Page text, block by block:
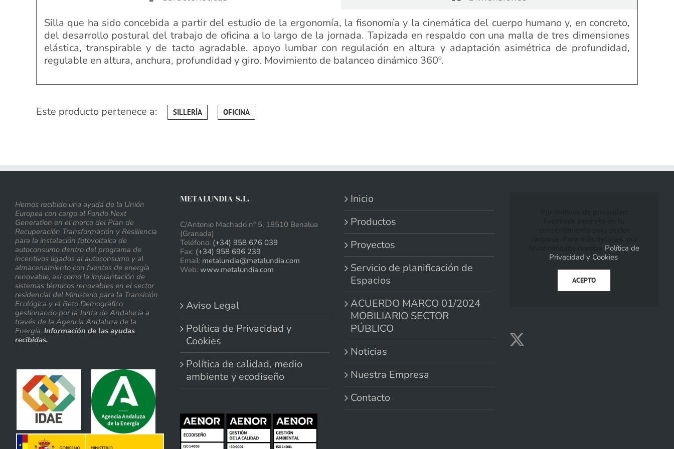
Silla que ha sido concebida a partir del estudio de la ergonomía, la fisonomía y la cinemática del cuerpo humano y, en concreto,
del desarrollo postural del trabajo de oficina a lo largo de la jornada. Tapizada en respaldo con una malla de tres dimensiones
elástica, transpirable y de tacto agradable, apoyo lumbar con regulación en altura y adaptación asimétrica de profundidad,
regulable en altura, anchura, profundidad y giro. Movimiento de balanceo dinámico 360º.
Este producto pertenece a: SILLERÍA OFICINA
Hemos recibido una ayuda de la Unión
Europea con cargo al Fondo Next
Generation en el marco del Plan de
Recuperación Transformación y Resiliencia
para la instalación fotovoltaica de
autoconsumo dentro del programa de
incentivos ligados al autoconsumo y al
almacenamiento con fuentes de energía
renovable, así como la implantación de
sistemas térmicos renovables en el sector
residencial del Ministerio para la Transición
Ecológica y el Reto Demográfico
gestionando por la Junta de Andalucía a
través de la Agencia Andaluza de la
Energía. Información de las ayudas
recibidas.
METALUNDIA S.L.
C/Antonio Machado nº 5, 18510 Benalua
(Granada)
Teléfono: (+34) 958 676 039
Fax: (+34) 958 696 239
Email: metalundia@metalundia.com
Web: www.metalundia.com
Aviso Legal
Política de Privacidad y
Cookies
Política de calidad, medio
ambiente y ecodiseño
Inicio
Productos
Proyectos
Servicio de planificación de
Espacios
ACUERDO MARCO 01/2024
MOBILIARIO SECTOR
PÚBLICO
Noticias
Nuestra Empresa
Contacto
Política de
Privacidad y Cookies.
ACEPTO